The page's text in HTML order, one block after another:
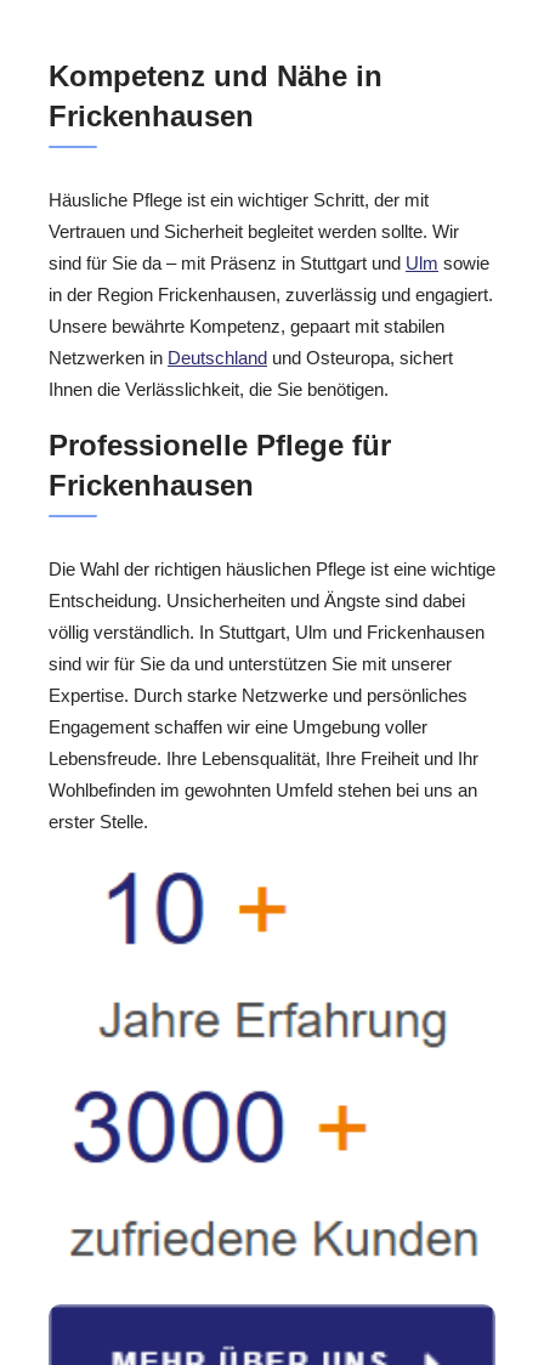
Kompetenz und Nähe in
Frickenhausen
Häusliche Pflege ist ein wichtiger Schritt, der mit
Vertrauen und Sicherheit begleitet werden sollte. Wir
sind für Sie da – mit Präsenz in Stuttgart und Ulm sowie
in der Region Frickenhausen, zuverlässig und engagiert.
Unsere bewährte Kompetenz, gepaart mit stabilen
Netzwerken in Deutschland und Osteuropa, sichert
Ihnen die Verlässlichkeit, die Sie benötigen.
Professionelle Pflege für
Frickenhausen
Die Wahl der richtigen häuslichen Pflege ist eine wichtige
Entscheidung. Unsicherheiten und Ängste sind dabei
völlig verständlich. In Stuttgart, Ulm und Frickenhausen
sind wir für Sie da und unterstützen Sie mit unserer
Expertise. Durch starke Netzwerke und persönliches
Engagement schaffen wir eine Umgebung voller
Lebensfreude. Ihre Lebensqualität, Ihre Freiheit und Ihr
Wohlbefinden im gewohnten Umfeld stehen bei uns an
erster Stelle.